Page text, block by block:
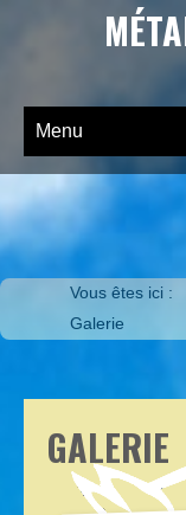
Menu
Vous êtes ici :
Galerie
GALERIE